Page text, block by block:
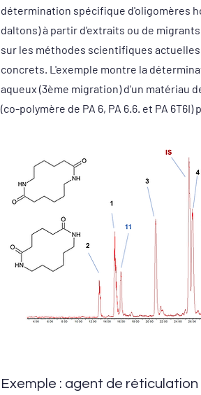
détermination spécifique d'oligomères
daltons) à partir d'extraits ou de
sur les méthodes scientifiques
concrets. L'exemple montre la
aqueux (3ème migration) d'un matériau
(co-polymère de PA 6, PA 6.6. et PA 6T6I)
Exemple : agent de réticulation